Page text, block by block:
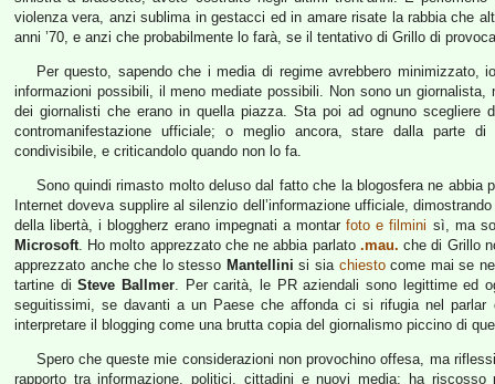
violenza vera, anzi sublima in gestacci ed in amare risate la rabbia che
anni ’70, e anzi che probabilmente lo farà, se il tentativo di Grillo di
Per questo, sapendo che i media di regime avrebbero minimizzato,
informazioni possibili, il meno mediate possibili. Non sono un
dei giornalisti che erano in quella piazza. Sta poi ad ognuno
contromanifestazione ufficiale; o meglio ancora, stare dalla parte
condivisibile, e criticandolo quando non lo fa.
Sono quindi rimasto molto deluso dal fatto che la blogosfera ne
Internet doveva supplire al silenzio dell’informazione ufficiale,
della libertà, i bloggherz erano impegnati a montarfoto e filmini sì, ma
Microsoft. Ho molto apprezzato che ne abbia parlato .mau. che di Grillo
apprezzato anche che lo stesso Mantellini si sia chiestocome mai se
tartine diSteve Ballmer. Per carità, le PR aziendali sono legittime ed
seguitissimi, se davanti a un Paese che affonda ci si rifugia nel
interpretare il blogging come una brutta copia del giornalismo piccino di
Spero che queste mie considerazioni non provochino offesa, ma
rapporto tra informazione, politici, cittadini e nuovi media; ha